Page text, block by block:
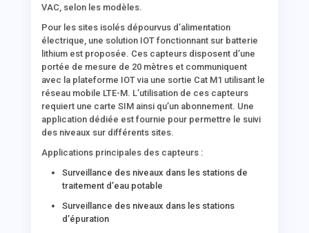
VAC, selon les modèles.
Pour les sites isolés dépourvus d’alimentation
électrique, une solution IOT fonctionnant sur batterie
lithium est proposée. Ces capteurs disposent d’une
portée de mesure de 20 mètres et communiquent
avec la plateforme IOT via une sortie Cat M1 utilisant le
réseau mobile LTE-M. L’utilisation de ces capteurs
requiert une carte SIM ainsi qu’un abonnement. Une
application dédiée est fournie pour permettre le suivi
des niveaux sur différents sites.
Applications principales des capteurs :
Surveillance des niveaux dans les stations de
traitement d’eau potable
Surveillance des niveaux dans les stations
d’épuration